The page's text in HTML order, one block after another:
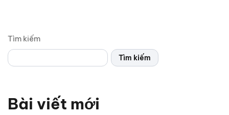
Tìm kiếm
Tìm kiếm
Bài viết mới